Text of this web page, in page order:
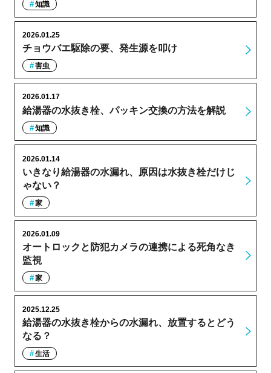
知識
チョウバエ駆除の要、発生源を叩け
2026.01.25
害虫
給湯器の水抜き栓、パッキン交換の方法を解説
2026.01.17
知識
いきなり給湯器の水漏れ、原因は水抜き栓だけじ
ゃない？
2026.01.14
家
オートロックと防犯カメラの連携による死角なき
監視
2026.01.09
家
給湯器の水抜き栓からの水漏れ、放置するとどう
なる？
2025.12.25
生活